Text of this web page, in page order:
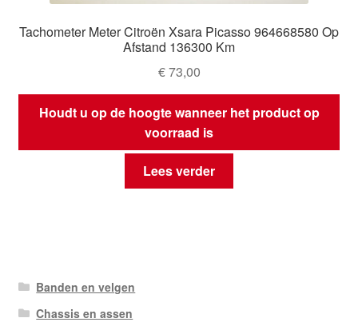
Tachometer Meter Citroën Xsara Picasso 964668580 Op
Afstand 136300 Km
€73,00
Houdt u op de hoogte wanneer het product op
voorraad is
Lees verder
Banden en velgen
Chassis en assen